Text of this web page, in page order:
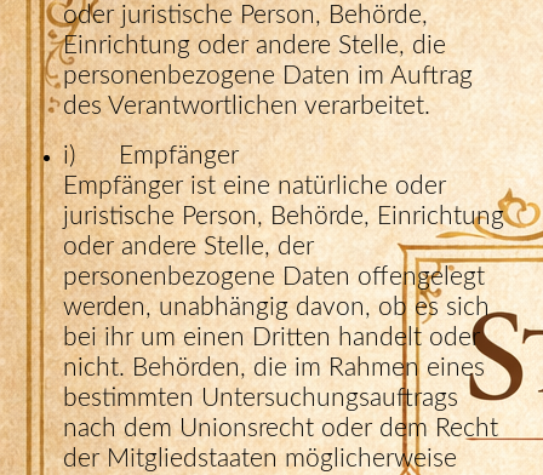
oder juristische Person, Behörde,
Einrichtung oder andere Stelle, die
personenbezogene Daten im Auftrag
des Verantwortlichen verarbeitet.
i) Empfänger
Empfänger ist eine natürliche oder
juristische Person, Behörde, Einrichtung
oder andere Stelle, der
personenbezogene Daten offengelegt
werden, unabhängig davon, ob es sich
bei ihr um einen Dritten handelt oder
nicht. Behörden, die im Rahmen eines
bestimmten Untersuchungsauftrags
nach dem Unionsrecht oder dem Recht
der Mitgliedstaaten möglicherweise